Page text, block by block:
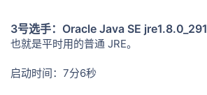
3号选手：Oracle Java SE jre1.8.0_291
也就是平时用的普通 JRE。
启动时间：7分6秒